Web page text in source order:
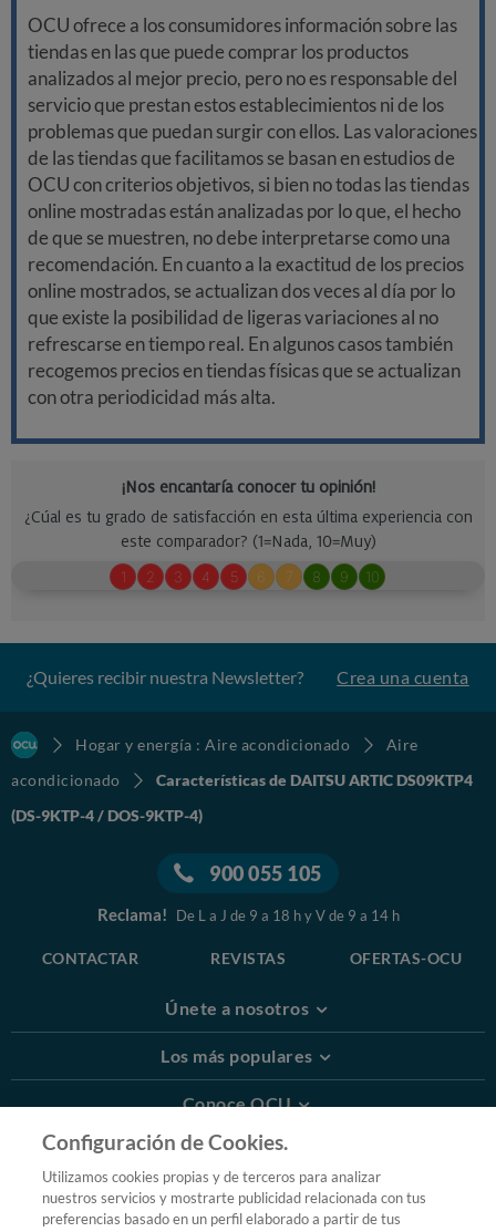
OCU ofrece a los consumidores información sobre las
tiendas en las que puede comprar los productos
analizados al mejor precio, pero no es responsable del
servicio que prestan estos establecimientos ni de los
problemas que puedan surgir con ellos. Las valoraciones
de las tiendas que facilitamos se basan en estudios de
OCU con criterios objetivos, si bien no todas las tiendas
online mostradas están analizadas por lo que, el hecho
de que se muestren, no debe interpretarse como una
recomendación. En cuanto a la exactitud de los precios
online mostrados, se actualizan dos veces al día por lo
que existe la posibilidad de ligeras variaciones al no
refrescarse en tiempo real. En algunos casos también
recogemos precios en tiendas físicas que se actualizan
con otra periodicidad más alta.
¿Quieres recibir nuestra Newsletter? Crea una cuenta
Hogar y energía : Aire acondicionado
Aire
acondicionado
Características de DAITSU ARTIC DS09KTP4
(DS-9KTP-4 / DOS-9KTP-4)
900 055 105
Reclama! De L a J de 9 a 18 h y V de 9 a 14 h
CONTACTAR REVISTAS OFERTAS-OCU
Únete a nosotros
Los más populares
Conoce OCU
Más Información
© 2026 OCU
Condiciones generales de contratación de OCU
Configuración de Cookies.
Utilizamos cookies propias y de terceros para analizar
nuestros servicios y mostrarte publicidad relacionada con tus
preferencias basado en un perfil elaborado a partir de tus